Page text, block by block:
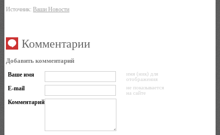
Источник:Ваши Новости
Комментарии
Добавить комментарий
Ваше имя
имя (ник) для
отображения
E-mail
не показывается
на сайте
Комментарий